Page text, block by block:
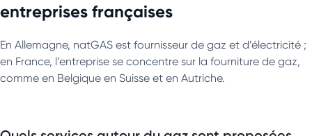
entreprises françaises
En Allemagne, natGAS est fournisseur de gaz et d’électricité ;
en France, l’entreprise se concentre sur la fourniture de gaz,
comme en Belgique en Suisse et en Autriche.